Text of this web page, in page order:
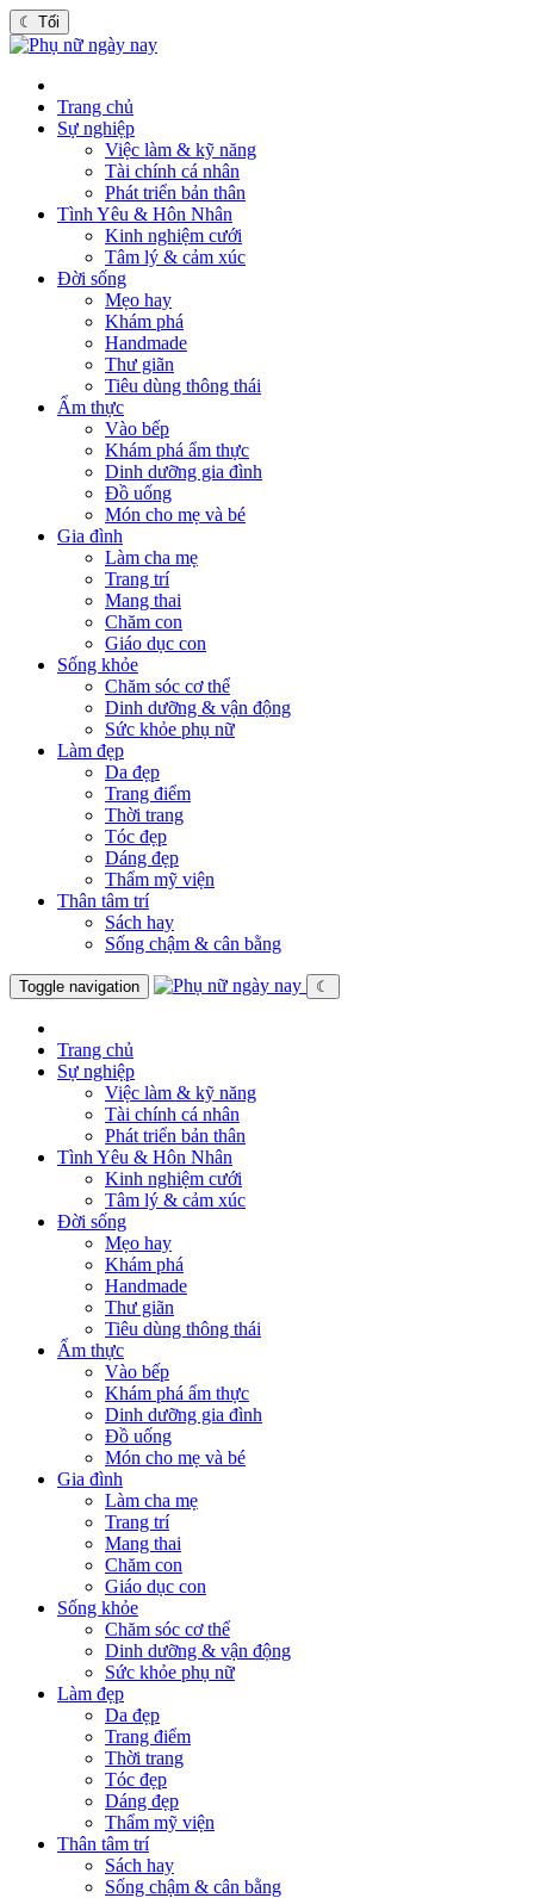
☾ Tối
Trang chủ
Sự nghiệp
Việc làm & kỹ năng
Tài chính cá nhân
Phát triển bản thân
Tình Yêu & Hôn Nhân
Kinh nghiệm cưới
Tâm lý & cảm xúc
Đời sống
Mẹo hay
Khám phá
Handmade
Thư giãn
Tiêu dùng thông thái
Ẩm thực
Vào bếp
Khám phá ẩm thực
Dinh dưỡng gia đình
Đồ uống
Món cho mẹ và bé
Gia đình
Làm cha mẹ
Trang trí
Mang thai
Chăm con
Giáo dục con
Sống khỏe
Chăm sóc cơ thể
Dinh dưỡng & vận động
Sức khỏe phụ nữ
Làm đẹp
Da đẹp
Trang điểm
Thời trang
Tóc đẹp
Dáng đẹp
Thẩm mỹ viện
Thân tâm trí
Sách hay
Sống chậm & cân bằng
Toggle navigation ☾
Trang chủ
Sự nghiệp
Việc làm & kỹ năng
Tài chính cá nhân
Phát triển bản thân
Tình Yêu & Hôn Nhân
Kinh nghiệm cưới
Tâm lý & cảm xúc
Đời sống
Mẹo hay
Khám phá
Handmade
Thư giãn
Tiêu dùng thông thái
Ẩm thực
Vào bếp
Khám phá ẩm thực
Dinh dưỡng gia đình
Đồ uống
Món cho mẹ và bé
Gia đình
Làm cha mẹ
Trang trí
Mang thai
Chăm con
Giáo dục con
Sống khỏe
Chăm sóc cơ thể
Dinh dưỡng & vận động
Sức khỏe phụ nữ
Làm đẹp
Da đẹp
Trang điểm
Thời trang
Tóc đẹp
Dáng đẹp
Thẩm mỹ viện
Thân tâm trí
Sách hay
Sống chậm & cân bằng